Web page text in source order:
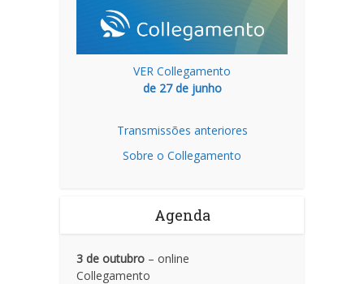
VER Collegamento
de 27 de junho
Transmissões anteriores
Sobre o Collegamento
Agenda
3 de outubro – online
Collegamento